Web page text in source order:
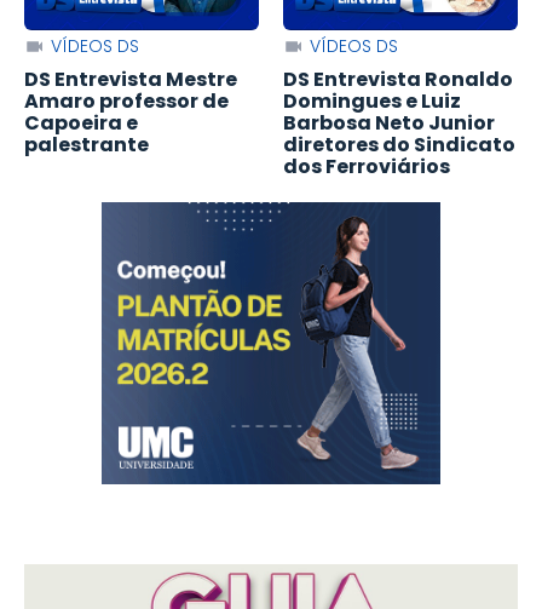
VÍDEOS DS
DS Entrevista Mestre
Amaro professor de
Capoeira e
palestrante
VÍDEOS DS
DS Entrevista Ronaldo
Domingues e Luiz
Barbosa Neto Junior
diretores do Sindicato
dos Ferroviários